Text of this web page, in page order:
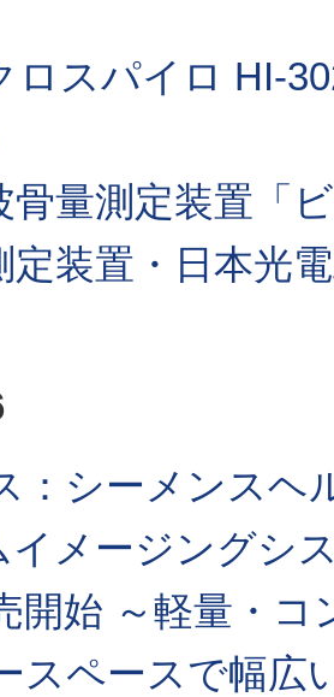
ロスパイロ HI-
骨量測定装置「
定装置・日本光
：シーメンスヘ
イメージングシ
開始 ～軽量・
スペースで幅広